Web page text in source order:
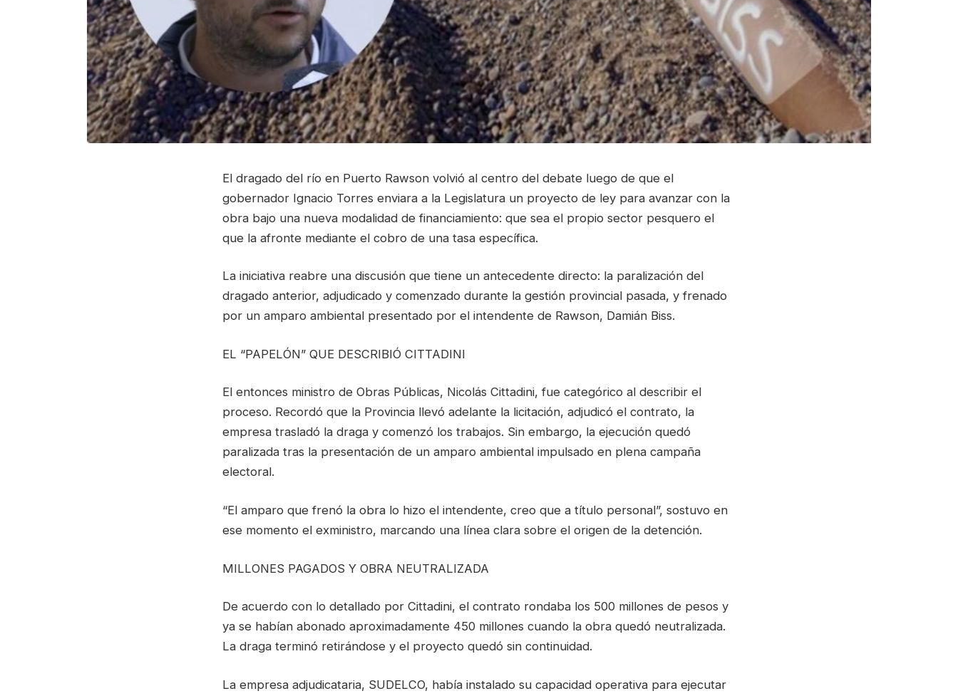
El dragado del río en Puerto Rawson volvió al centro del debate luego de que el
gobernador Ignacio Torres enviara a la Legislatura un proyecto de ley para avanzar con la
obra bajo una nueva modalidad de financiamiento: que sea el propio sector pesquero el
que la afronte mediante el cobro de una tasa específica.
La iniciativa reabre una discusión que tiene un antecedente directo: la paralización del
dragado anterior, adjudicado y comenzado durante la gestión provincial pasada, y frenado
por un amparo ambiental presentado por el intendente de Rawson, Damián Biss.
EL “PAPELÓN” QUE DESCRIBIÓ CITTADINI
El entonces ministro de Obras Públicas, Nicolás Cittadini, fue categórico al describir el
proceso. Recordó que la Provincia llevó adelante la licitación, adjudicó el contrato, la
empresa trasladó la draga y comenzó los trabajos. Sin embargo, la ejecución quedó
paralizada tras la presentación de un amparo ambiental impulsado en plena campaña
electoral.
“El amparo que frenó la obra lo hizo el intendente, creo que a título personal”, sostuvo en
ese momento el exministro, marcando una línea clara sobre el origen de la detención.
MILLONES PAGADOS Y OBRA NEUTRALIZADA
De acuerdo con lo detallado por Cittadini, el contrato rondaba los 500 millones de pesos y
ya se habían abonado aproximadamente 450 millones cuando la obra quedó neutralizada.
La draga terminó retirándose y el proyecto quedó sin continuidad.
La empresa adjudicataria, SUDELCO, había instalado su capacidad operativa para ejecutar